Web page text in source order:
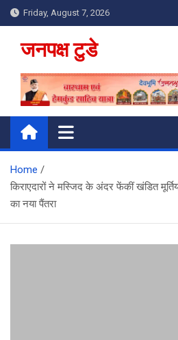
Skip
to
content
Friday, August 7, 2026
जनपक्ष टुडे
Home
किराएदारों ने मस्जिद के अंदर फेंकीं खंडित
का नया पैंतरा